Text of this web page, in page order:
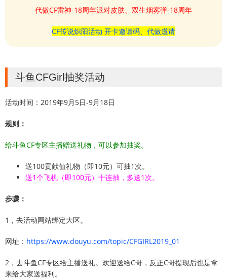
代做CF雷神-18周年派对皮肤、双生烟雾弹-18周年
CF传说炽阳活动 开卡邀请码、代做邀请
斗鱼CFGirl抽奖活动
活动时间：2019年9月5日-9月18日
规则：
给斗鱼CF专区主播赠送礼物，可以参加抽奖。
送100贡献值礼物（即10元）可抽1次。
送1个飞机（即100元）十连抽，多送1次。
步骤：
1，去活动网站绑定大区。
网址： https://www.douyu.com/topic/CFGIRL2019_01
2，去斗鱼CF专区给主播送礼。欢迎送给C哥，反正C哥提现后也是拿
来给大家送福利。